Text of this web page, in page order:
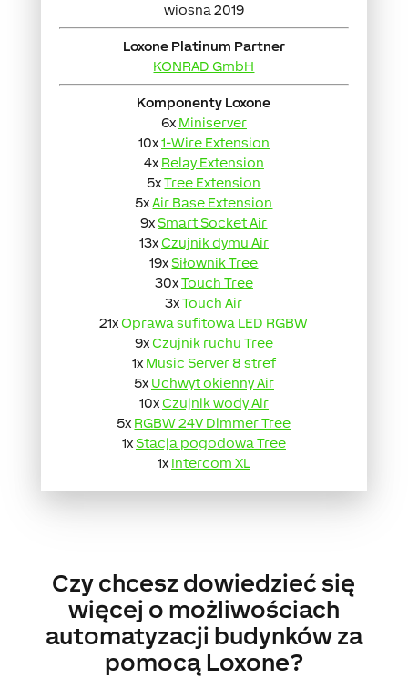
wiosna 2019
Loxone Platinum Partner
KONRAD GmbH
Komponenty Loxone
6x Miniserver
10x1-Wire Extension
4x Relay Extension
5xTree Extension
5xAir Base Extension
9xSmart Socket Air
13x Czujnik dymu Air
19xSiłownik Tree
30xTouch Tree
3xTouch Air
21x Oprawa sufitowa LED RGBW
9x Czujnik ruchu Tree
1x Music Server 8 stref
5x Uchwyt okienny Air
10x Czujnik wody Air
5x RGBW 24V Dimmer Tree
1xStacja pogodowa Tree
1x Intercom XL
Czy chcesz dowiedzieć się
więcej o możliwościach
automatyzacji budynków za
pomocą Loxone?